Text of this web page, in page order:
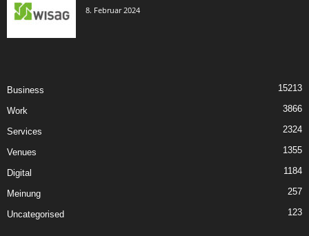
8. Februar 2024
Business 15213
Work 3866
Services 2324
Venues 1355
Digital 1184
Meinung 257
Uncategorised 123